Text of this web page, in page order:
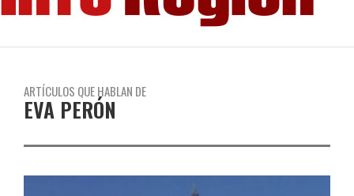
ARTÍCULOS QUE HABLAN DE
EVA PERÓN